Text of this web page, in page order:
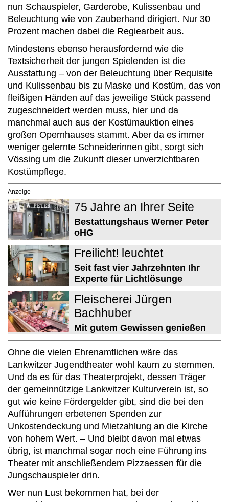
nun Schauspieler, Garderobe, Kulissenbau und
Beleuchtung wie von Zauberhand dirigiert. Nur 30
Prozent machen dabei die Regiearbeit aus.
Mindestens ebenso herausfordernd wie die
Textsicherheit der jungen Spielenden ist die
Ausstattung – von der Beleuchtung über Requisite
und Kulissenbau bis zu Maske und Kostüm, das von
fleißigen Händen auf das jeweilige Stück passend
zugeschneidert werden muss, hier und da
manchmal auch aus der Kostümauktion eines
großen Opernhauses stammt. Aber da es immer
weniger gelernte Schneiderinnen gibt, sorgt sich
Vössing um die Zukunft dieser unverzichtbaren
Kostümpflege.
Anzeige
75 Jahre an Ihrer Seite
Bestattungshaus Werner Peter
oHG
Freilicht! leuchtet
Seit fast vier Jahrzehnten Ihr
Experte für Lichtlösunge
Fleischerei Jürgen
Bachhuber
Mit gutem Gewissen genießen
Ohne die vielen Ehrenamtlichen wäre das
Lankwitzer Jugendtheater wohl kaum zu stemmen.
Und da es für das Theaterprojekt, dessen Träger
der gemeinnützige Lankwitzer Kulturverein ist, so
gut wie keine Fördergelder gibt, sind die bei den
Aufführungen erbetenen Spenden zur
Unkostendeckung und Mietzahlung an die Kirche
von hohem Wert. – Und bleibt davon mal etwas
übrig, ist manchmal sogar noch eine Führung ins
Theater mit anschließendem Pizzaessen für die
Jungschauspieler drin.
Wer nun Lust bekommen hat, bei der